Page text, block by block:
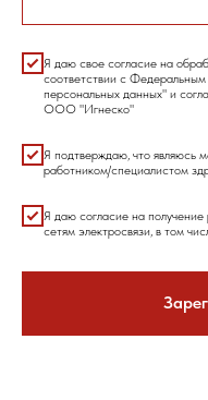
Я даю свое согласие на
соответствии с
персональных данных" и
ООО "Игнеско"
Я подтверждаю, что являюсь
работником/специалистом
Я даю согласие на
сетям электросвязи, в том